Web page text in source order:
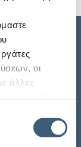
οι
άλλες